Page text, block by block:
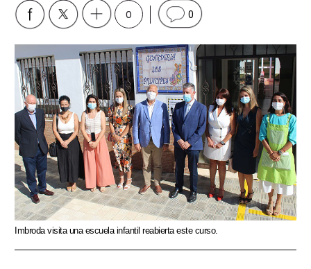
0 0
Imbroda visita una escuela infantil reabierta este curso.